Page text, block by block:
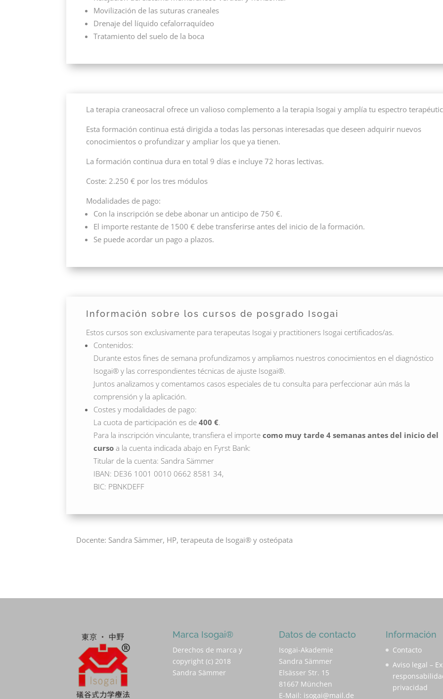
Movilización de las suturas craneales
Drenaje del líquido cefalorraquídeo
Tratamiento del suelo de la boca
La terapia craneosacral ofrece un valioso complemento a la terapia Isogai y amplía tu espectro
Esta formación continua está dirigida a todas las personas interesadas que deseen adquirir nuevos
conocimientos o profundizar y ampliar los que ya tienen.
La formación continua dura en total 9 días e incluye 72 horas lectivas.
Coste: 2.250 € por los tres módulos
Modalidades de pago:
Con la inscripción se debe abonar un anticipo de 750 €.
El importe restante de 1500 € debe transferirse antes del inicio de la formación.
Se puede acordar un pago a plazos.
Información sobre los cursos de posgrado Isogai
Estos cursos son exclusivamente para terapeutas Isogai y practitioners Isogai certificados/as.
Contenidos:
Durante estos fines de semana profundizamos y ampliamos nuestros conocimientos en el diagnóstico
Isogai® y las correspondientes técnicas de ajuste Isogai®.
Juntos analizamos y comentamos casos especiales de tu consulta para perfeccionar aún más la
comprensión y la aplicación.
Costes y modalidades de pago:
La cuota de participación es de400 €.
Para la inscripción vinculante, transfiera el importecomo muy tarde 4 semanas antes del inicio del
curso a la cuenta indicada abajo en Fyrst Bank:
Titular de la cuenta: Sandra Sämmer
IBAN: DE36 1001 0010 0662 8581 34,
BIC: PBNKDEFF
Docente: Sandra Sämmer, HP, terapeuta de Isogai® y osteópata
Marca Isogai®
Derechos de marca y
copyright (c) 2018
Sandra Sämmer
Datos de contacto
Isogai-Akademie
Sandra Sämmer
Elsässer Str. 15
81667 München
E-Mail: isogai@mail.de
Información
Contacto
Aviso legal –
privacidad